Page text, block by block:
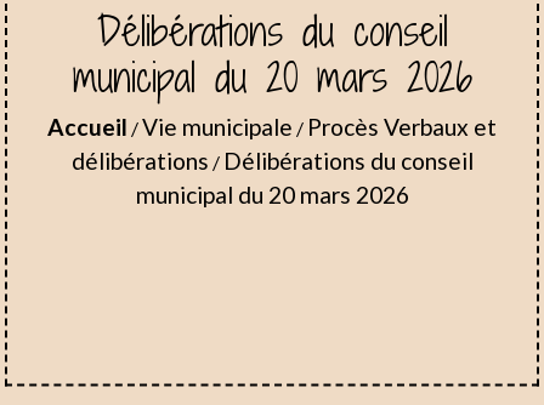
Délibérations du conseil
municipal du 20 mars 2026
Accueil /Vie municipale / Procès Verbaux et
délibérations / Délibérations du conseil
municipal du 20 mars 2026